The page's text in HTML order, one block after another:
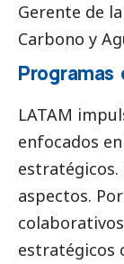
Gerente de
Carbono y
Programas
LATAM
enfocados
estratégicos.
aspectos.
estratégicos